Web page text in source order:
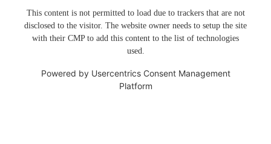
This content is not permitted to load due to trackers that are not
disclosed to the visitor. The website owner needs to setup the site
with their CMP to add this content to the list of technologies
used.
Powered by Usercentrics Consent Management
Platform